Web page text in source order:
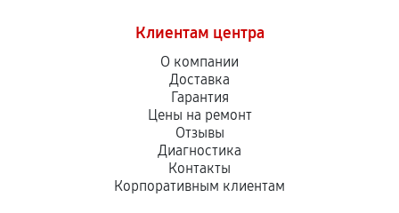
Клиентам центра
О компании
Доставка
Гарантия
Цены на ремонт
Отзывы
Диагностика
Контакты
Корпоративным клиентам